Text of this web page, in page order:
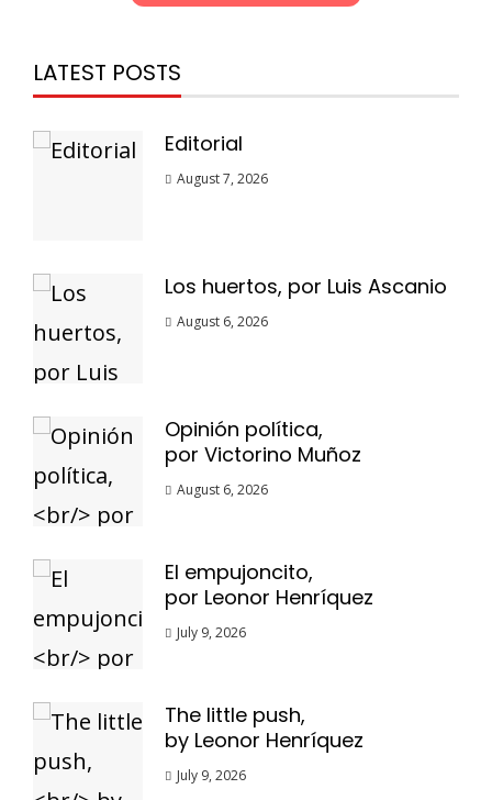
LATEST POSTS
Editorial
August 7, 2026
Los huertos, por Luis Ascanio
August 6, 2026
Opinión política,
por Victorino Muñoz
August 6, 2026
El empujoncito,
por Leonor Henríquez
July 9, 2026
The little push,
by Leonor Henríquez
July 9, 2026